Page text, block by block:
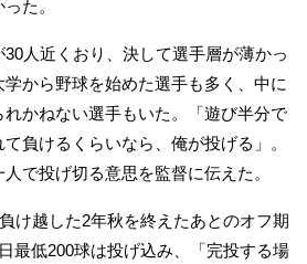
た。
人近くおり、決して選手層が薄かっ
から野球を始めた選手も多く、中に
かねない選手もいた。「遊び半分で
負けるくらいなら、俺が投げる」。
で投げ切る意思を監督に伝えた。
け越した2年秋を終えたあとのオフ期
最低200球は投げ込み、「完投する場